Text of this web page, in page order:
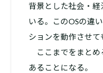
背景とした社会・
いる。このOSの違
ションを動作させて
ここまでをまとめ
あることになる。